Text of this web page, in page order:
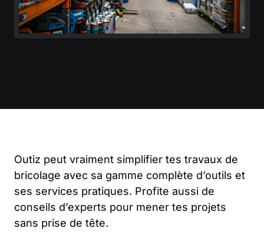
Outiz peut vraiment simplifier tes travaux de
bricolage avec sa gamme complète d’outils et
ses services pratiques. Profite aussi de
conseils d’experts pour mener tes projets
sans prise de tête.